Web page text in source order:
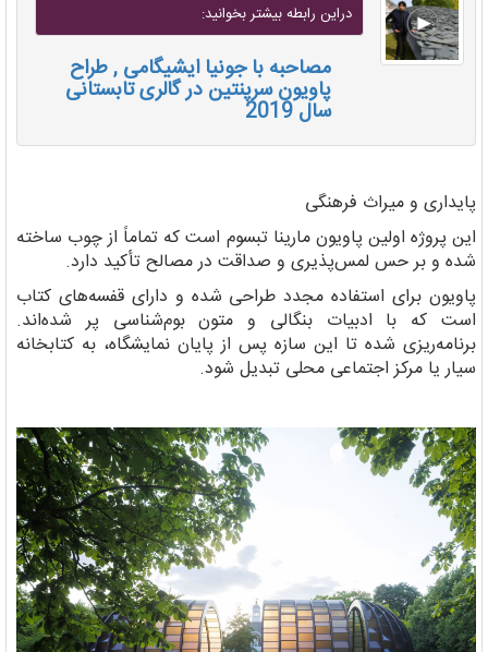
دراين رابطه بيشتر بخوانيد:
مصاحبه با جونیا ایشیگامی , طراح
پاویون سرپنتین در گالری تابستانی
سال 2019
پایداری و میراث فرهنگی
این پروژه اولین پاویون مارینا تبسوم است که تماماً از چوب ساخته
شده و بر حس لمس‌پذیری و صداقت در مصالح تأکید دارد.
پاویون برای استفاده مجدد طراحی شده و دارای قفسه‌های کتاب
است که با ادبیات بنگالی و متون بوم‌شناسی پر شده‌اند.
برنامه‌ریزی شده تا این سازه پس از پایان نمایشگاه، به کتابخانه
سیار یا مرکز اجتماعی محلی تبدیل شود.